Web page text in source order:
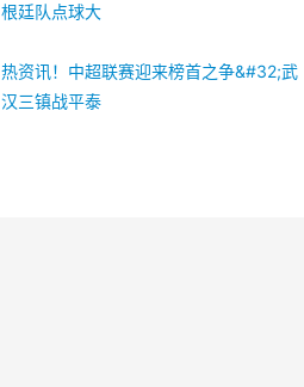
根廷队点球大
热资讯！中超联赛迎来榜首之争&#32;武
汉三镇战平泰